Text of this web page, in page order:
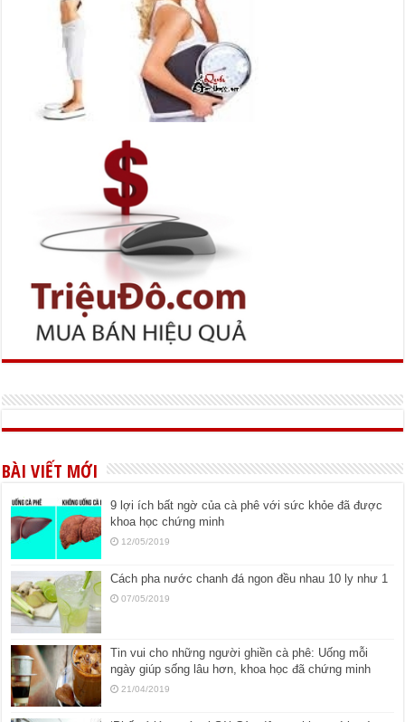
BÀI VIẾT MỚI
9 lợi ích bất ngờ của cà phê với sức khỏe đã được
khoa học chứng minh
12/05/2019
Cách pha nước chanh đá ngon đều nhau 10 ly như 1
07/05/2019
Tin vui cho những người ghiền cà phê: Uống mỗi
ngày giúp sống lâu hơn, khoa học đã chứng minh
21/04/2019